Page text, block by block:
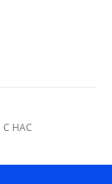
С НАС